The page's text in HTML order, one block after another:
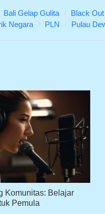
Bali Gelap Gulita Black Out
Negara PLN Pulau
Komunitas: Belajar
Pemula